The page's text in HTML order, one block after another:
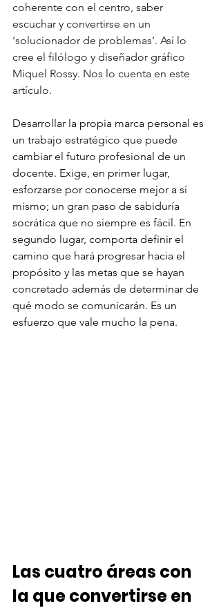
coherente con el centro, saber
escuchar y convertirse en un
‘solucionador de problemas’. Así lo
cree el filólogo y diseñador gráfico
Miquel Rossy. Nos lo cuenta en este
artículo.
Desarrollar la propia marca personal es
un trabajo estratégico que puede
cambiar el futuro profesional de un
docente. Exige, en primer lugar,
esforzarse por conocerse mejor a sí
mismo; un gran paso de sabiduría
socrática que no siempre es fácil. En
segundo lugar, comporta definir el
camino que hará progresar hacia el
propósito y las metas que se hayan
concretado además de determinar de
qué modo se comunicarán. Es un
esfuerzo que vale mucho la pena.
Las cuatro áreas con
la que convertirse en